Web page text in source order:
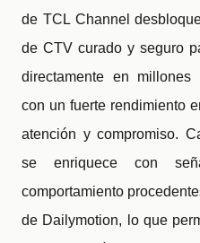
de TCL Channel
de CTV curado y seguro
directamente en millones
con un fuerte rendimiento
atención y compromiso.
se enriquece con
comportamiento
de Dailymotion, lo que